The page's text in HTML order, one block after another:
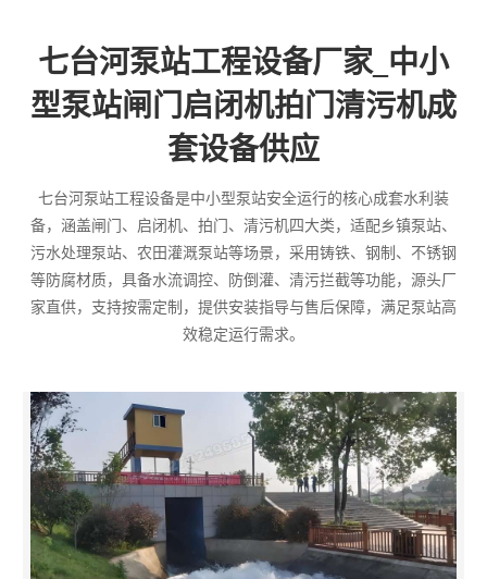
七台河泵站工程设备厂家_中小
型泵站闸门启闭机拍门清污机成
套设备供应
七台河泵站工程设备是中小型泵站安全运行的核心成套水利装
备，涵盖闸门、启闭机、拍门、清污机四大类，适配乡镇泵站、
污水处理泵站、农田灌溉泵站等场景，采用铸铁、钢制、不锈钢
等防腐材质，具备水流调控、防倒灌、清污拦截等功能，源头厂
家直供，支持按需定制，提供安装指导与售后保障，满足泵站高
效稳定运行需求。